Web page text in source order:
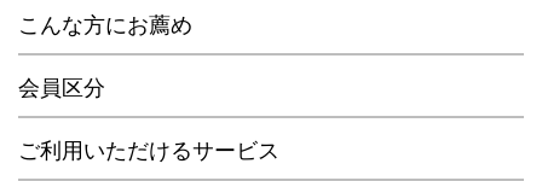
こんな方にお薦め
会員区分
ご利用いただけるサービス